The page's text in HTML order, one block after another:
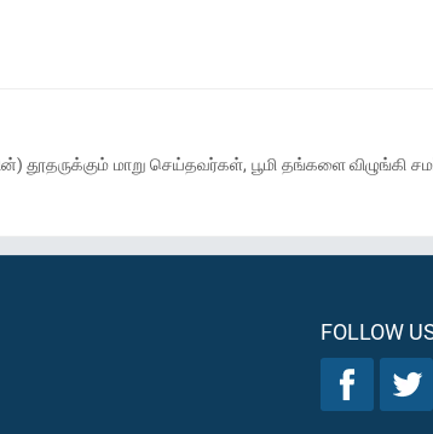
மாறு செய்தவர்கள், பூமி தங்களை விழுங்கி
FOLLOW